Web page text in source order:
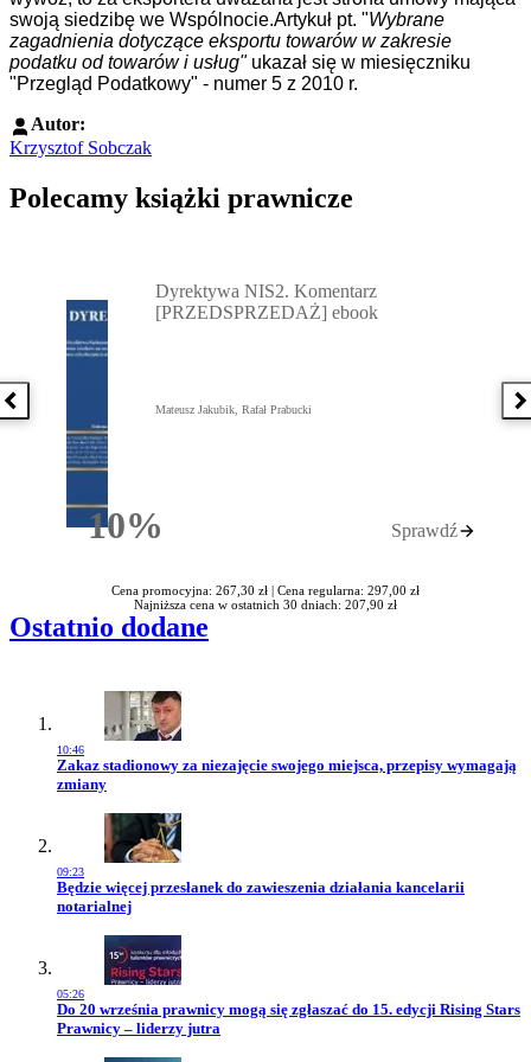
swoją siedzibę we Wspólnocie.Artykuł pt. "Wybrane
zagadnienia dotyczące eksportu towarów w zakresie
podatku od towarów i usług" ukazał się w miesięczniku
"Przegląd Podatkowy" - numer 5 z 2010 r.
Autor:
Krzysztof Sobczak
Polecamy książki prawnicze
Poprzednia książka
10%Rabatu
Dyrektywa NIS2. Komentarz
[PRZEDSPRZEDAŻ] ebook
Mateusz Jakubik, Rafał Prabucki
Sprawdź
Cena promocyjna: 267,30 zł | Cena regularna: 297,00 zł
Najniższa cena w ostatnich 30 dniach: 207,90 zł
Ostatnio dodane
10:46
Przejdź do artykułu:
Zakaz stadionowy za niezajęcie swojego miejsca, przepisy wymagają
zmiany
09:23
Przejdź do artykułu:
Będzie więcej przesłanek do zawieszenia działania kancelarii
notarialnej
05:26
Przejdź do artykułu:
Do 20 września prawnicy mogą się zgłaszać do 15. edycji Rising Stars
Prawnicy – liderzy jutra